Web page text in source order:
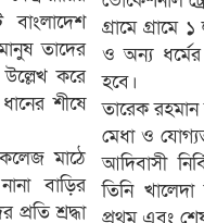
তাদের
করে
শীষে
মাঠে
বাড়ির
শ্রদ্ধা
গ্রামে গ্রামে
ও অন্য ধর্মের
হবে।
​​তারেক
মেধা ও
আদিবাসী
তিনি